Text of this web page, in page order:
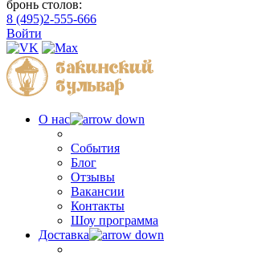
бронь столов:
8 (495)2-555-666
Войти
О нас
События
Блог
Отзывы
Вакансии
Контакты
Шоу программа
Доставка